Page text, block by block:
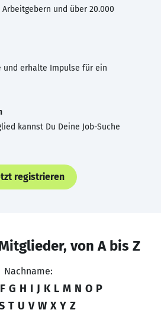
und über 20.000
und erhalte Impulse für ein
kannst Du Deine Job-Suche
registrieren
von A bis Z
Nachname:
F G H I J K L M N O P
T U V W X Y Z